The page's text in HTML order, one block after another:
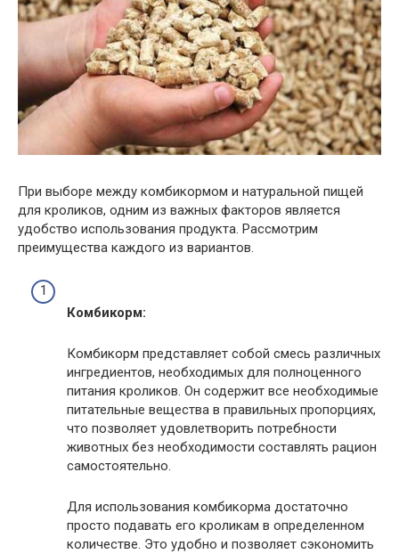
При выборе между комбикормом и натуральной пищей
для кроликов, одним из важных факторов является
удобство использования продукта. Рассмотрим
преимущества каждого из вариантов.
Комбикорм:
Комбикорм представляет собой смесь различных
ингредиентов, необходимых для полноценного
питания кроликов. Он содержит все необходимые
питательные вещества в правильных пропорциях,
что позволяет удовлетворить потребности
животных без необходимости составлять рацион
самостоятельно.
Для использования комбикорма достаточно
просто подавать его кроликам в определенном
количестве. Это удобно и позволяет сэкономить